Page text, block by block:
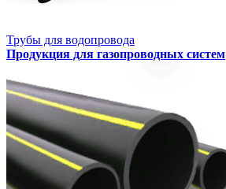
Трубы для водопровода
Продукция для газопроводных систем